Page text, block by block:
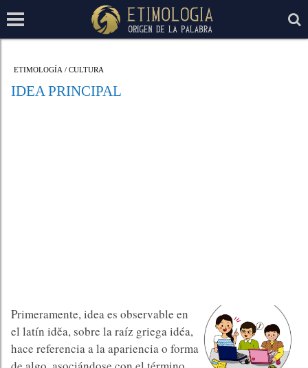
ETIMOLOGÍA / CULTURA
IDEA PRINCIPAL
Primeramente, idea es observable en
el latín idĕa, sobre la raíz griega idéa,
hace referencia a la apariencia o forma